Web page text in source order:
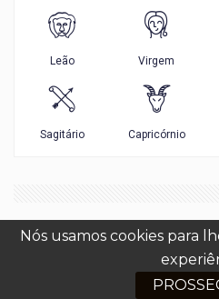
Nós usamos cookies para